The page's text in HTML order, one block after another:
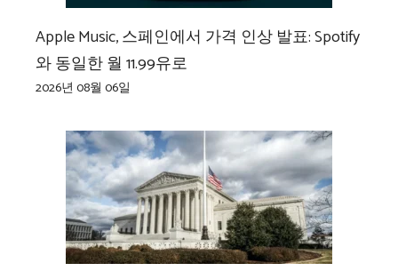
Apple Music, 스페인에서 가격 인상 발표: Spotify
와 동일한 월 11.99유로
2026년 08월 06일